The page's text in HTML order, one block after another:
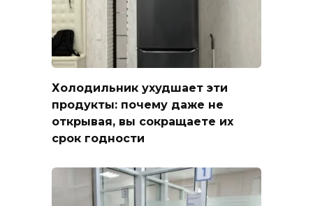
Холодильник ухудшает эти
продукты: почему даже не
открывая, вы сокращаете их
срок годности